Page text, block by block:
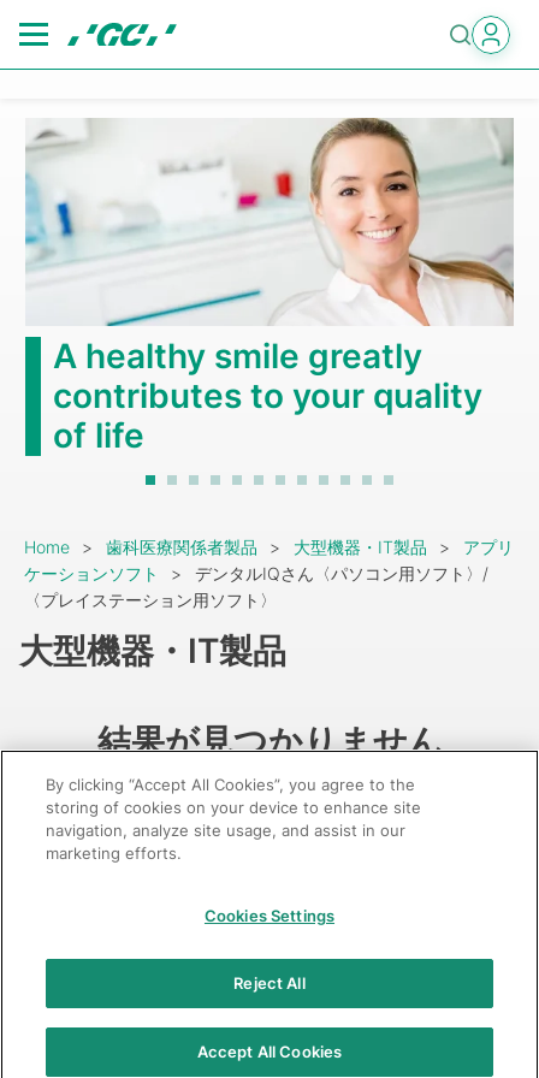
main
A healthy smile greatly
contributes to your quality
of life
Breadcrumb
Home 歯科医療関係者製品 大型機器・IT製品
アプリ
ケーションソフト
デンタルIQさん〈パソコン用ソフト〉/
〈プレイステーション用ソフト〉
大型機器・IT製品
結果が見つかりません
GC：特定商取引法に基づく表記
無断転載禁止
当サイトの利用条件
個人情報保護方針
クッキーポリシー
透明性に関する指針
クアラルンプール原則対応方針
By clicking “Accept All Cookies”, you agree to the
storing of cookies on your device to enhance site
navigation, analyze site usage, and assist in our
marketing efforts.
Cookies Settings
Reject All
Accept All Cookies